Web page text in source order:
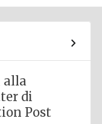
di
Post